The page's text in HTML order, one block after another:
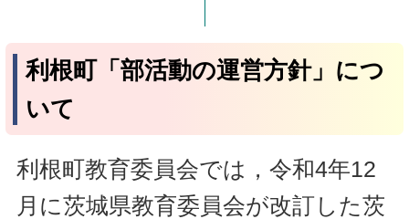
利根町「部活動の運営方針」につ
いて
利根町教育委員会では，令和4年12
月に茨城県教育委員会が改訂した茨